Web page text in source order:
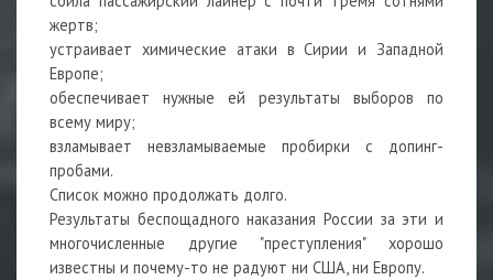
жертв;
устраивает химические атаки в Сирии и Западной
Европе;
обеспечивает нужные ей результаты выборов по
всему миру;
взламывает невзламываемые пробирки с допинг-
пробами.
Список можно продолжать долго.
Результаты беспощадного наказания России за эти и
многочисленные другие "преступления" хорошо
известны и почему-то не радуют ни США, ни Европу.